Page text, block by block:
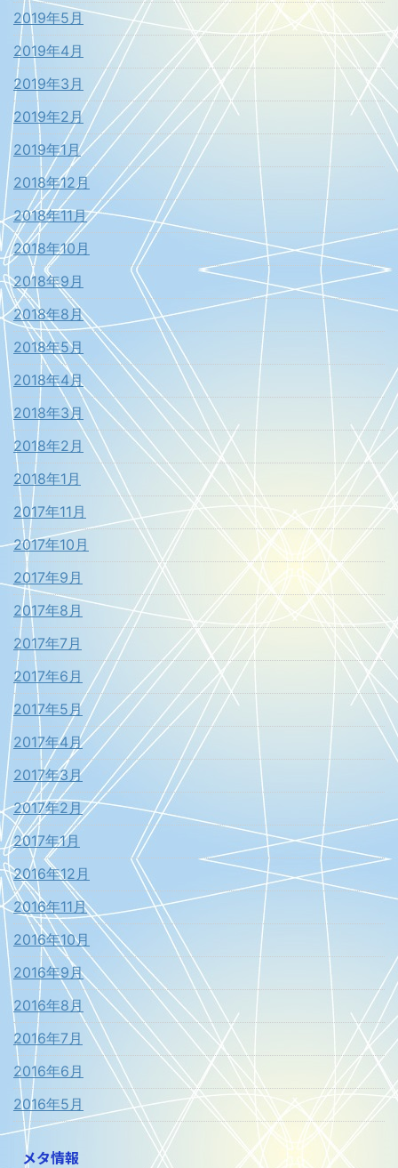
2019年5月
2019年4月
2019年3月
2019年2月
2019年1月
2018年12月
2018年11月
2018年10月
2018年9月
2018年8月
2018年5月
2018年4月
2018年3月
2018年2月
2018年1月
2017年11月
2017年10月
2017年9月
2017年8月
2017年7月
2017年6月
2017年5月
2017年4月
2017年3月
2017年2月
2017年1月
2016年12月
2016年11月
2016年10月
2016年9月
2016年8月
2016年7月
2016年6月
2016年5月
メタ情報